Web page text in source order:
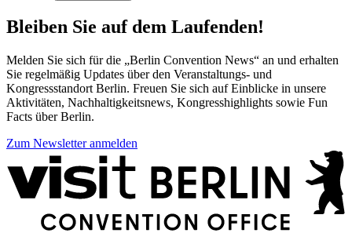
Bleiben Sie auf dem Laufenden!
Melden Sie sich für die „Berlin Convention News“ an und erhalten
Sie regelmäßig Updates über den Veranstaltungs- und
Kongressstandort Berlin. Freuen Sie sich auf Einblicke in unsere
Aktivitäten, Nachhaltigkeitsnews, Kongresshighlights sowie Fun
Facts über Berlin.
Zum Newsletter anmelden
Weitere
Informationen